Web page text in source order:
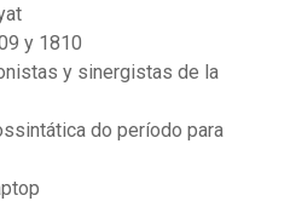
y 1810
y sinergistas de la
do período para